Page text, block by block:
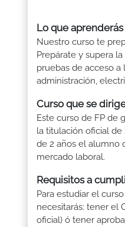
Lo que aprenderás
Nuestro curso te
Prepárate y supera
pruebas de acceso a
administración,
Curso que se
Este curso de FP de
la titulación oficial
de 2 años el alumno
mercado laboral.
Requisitos a
Para estudiar el
necesitarás: tener el
oficial) ó tener